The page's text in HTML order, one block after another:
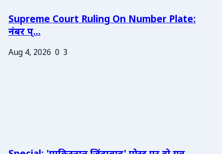
Supreme Court Ruling On Number Plate:
नंबर प्...
Aug 4, 2026 0 3